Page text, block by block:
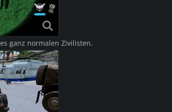
ganz normalen Zivilisten.